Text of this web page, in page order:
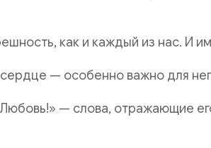
как и каждый из нас. И
— особенно важно для
— слова, отражающие